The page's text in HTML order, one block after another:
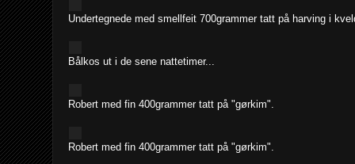
Undertegnede med smellfeit 700grammer tatt på harving i
Bålkos ut i de sene nattetimer...
Robert med fin 400grammer tatt på "gørkim".
Robert med fin 400grammer tatt på "gørkim".